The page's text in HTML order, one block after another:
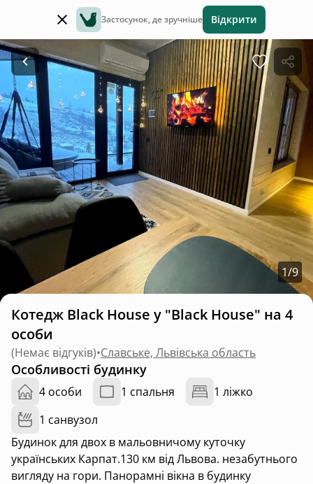
Застосунок, де зручніше Відкрити
1/9
Котедж Black House у "Black House" на 4
особи
(Немає відгуків)•Славське, Львівська область
Особливості будинку
4 особи 1 спальня
1 ліжко
1 санвузол
Будинок для двох в мальовничому куточку
українських Карпат.130 км від Львова. незабутнього
вигляду на гори. Панорамні вікна в будинку